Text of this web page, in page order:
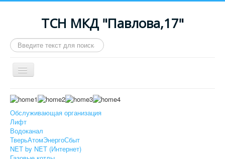
ТСН МКД "Павлова,17"
Искать...
Включить/
выключить
Maximenu CK message : Your module ID 94 is still working
in V8 Legacy mode. Please change it in the Advanced
options to remove this message.
Обслуживающая организация
Лифт
Водоканал
ТверьАтомЭнергоСбыт
NET by NET (Интернет)